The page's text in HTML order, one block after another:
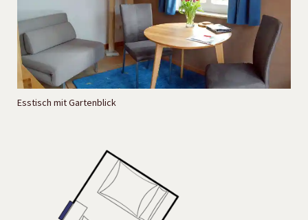
Esstisch mit Gartenblick